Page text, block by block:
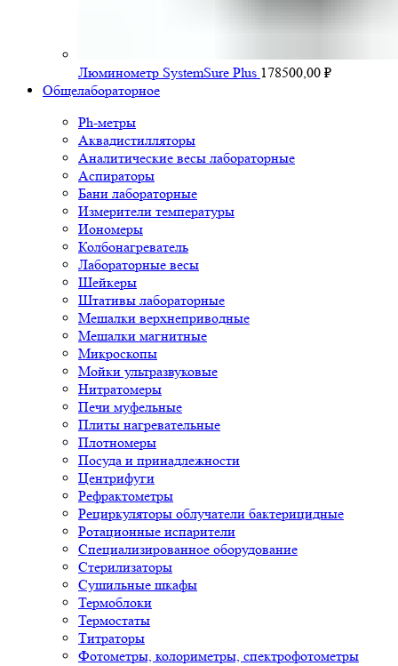
Люминометр SystemSure Plus 178500,00 ₽
Общелабораторное
Ph-метры
Аквадистилляторы
Аналитические весы лабораторные
Аспираторы
Бани лабораторные
Измерители температуры
Иономеры
Колбонагреватель
Лабораторные весы
Шейкеры
Штативы лабораторные
Мешалки верхнеприводные
Мешалки магнитные
Микроскопы
Мойки ультразвуковые
Нитратомеры
Печи муфельные
Плиты нагревательные
Плотномеры
Посуда и принадлежности
Центрифуги
Рефрактометры
Рециркуляторы облучатели бактерицидные
Ротационные испарители
Специализированное оборудование
Стерилизаторы
Сушильные шкафы
Термоблоки
Термостаты
Титраторы
Фотометры, колориметры, спектрофотометры